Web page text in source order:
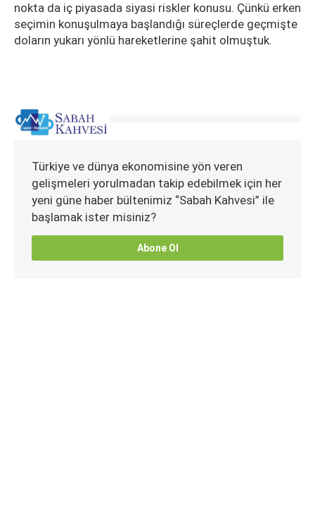
nokta da iç piyasada siyasi riskler konusu. Çünkü erken
seçimin konuşulmaya başlandığı süreçlerde geçmişte
doların yukarı yönlü hareketlerine şahit olmuştuk.
Türkiye ve dünya ekonomisine yön veren
gelişmeleri yorulmadan takip edebilmek için her
yeni güne haber bültenimiz “Sabah Kahvesi” ile
başlamak ister misiniz?
Abone Ol